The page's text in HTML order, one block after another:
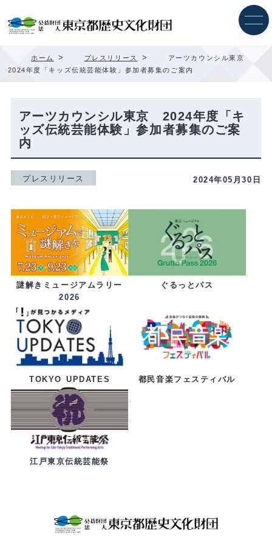
ッ
ホーム > プレスリリース >
アーツカウンシル東京
2024年度「キッズ伝統芸能体験」参加者募集のご案内
アーツカウンシル東京 2024年度「キ
ッズ伝統芸能体験」参加者募集のご案
内
プレスリリース 2024年05月30日
謎解きミュージアムラリー
2026
ぐるっとパス
TOKYO UPDATES 都民音楽フェスティバル
江戸東京伝統芸能祭